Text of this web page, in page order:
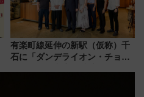
有楽町線延伸の新駅（仮称）千
石に「ダンデライオン・チョコ